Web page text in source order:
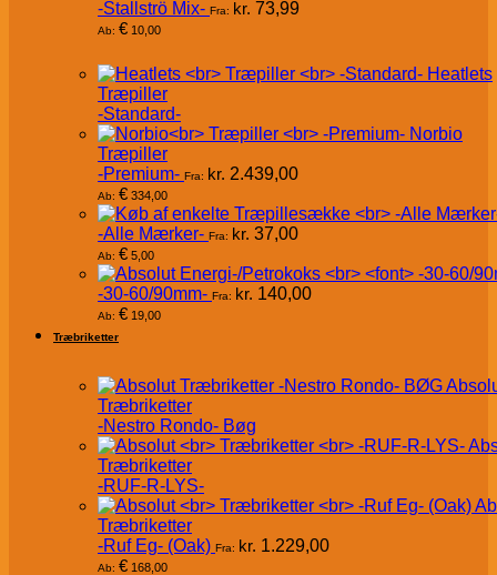
-Stallströ Mix- Fra: kr. 73,99
Ab: € 10,00
Heatlets
Træpiller
-Standard-
Norbio
Træpiller
-Premium- Fra: kr. 2.439,00
Ab: € 334,00
-Alle Mærker- Fra: kr. 37,00
Ab: € 5,00
-30-60/90mm- Fra: kr. 140,00
Ab: € 19,00
Træbriketter
Træbriketter
-Nestro Rondo- Bøg
Træbriketter
-RUF-R-LYS-
Træbriketter
-Ruf Eg- (Oak) Fra: kr. 1.229,00
Ab: € 168,00